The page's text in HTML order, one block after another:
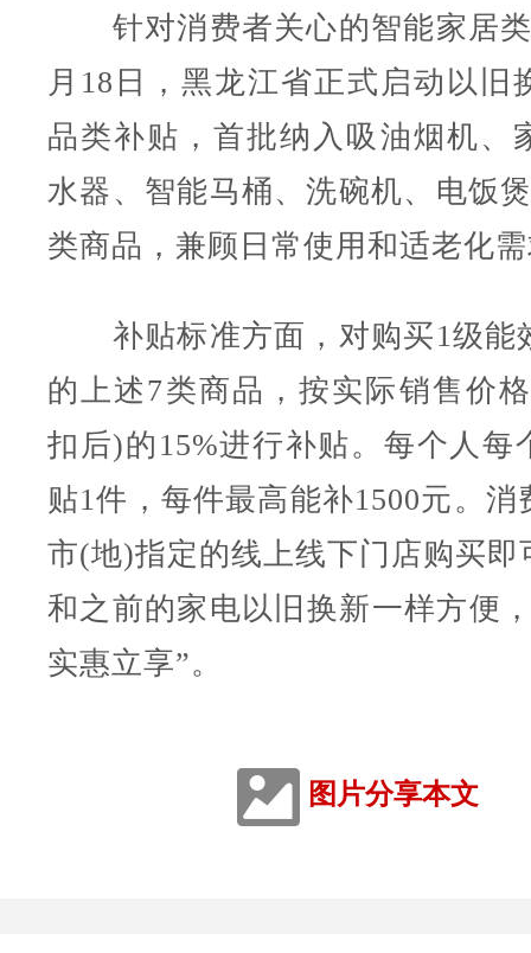
针对消费者关心的智能家居类
月18日，黑龙江省正式启动以旧
品类补贴，首批纳入吸油烟机、
水器、智能马桶、洗碗机、电饭
类商品，兼顾日常使用和适老化
补贴标准方面，对购买1级能
的上述7类商品，按实际销售价
扣后)的15%进行补贴。每个人每
贴1件，每件最高能补1500元。消
市(地)指定的线上线下门店购买即
和之前的家电以旧换新一样方便
实惠立享”。
图片分享本文